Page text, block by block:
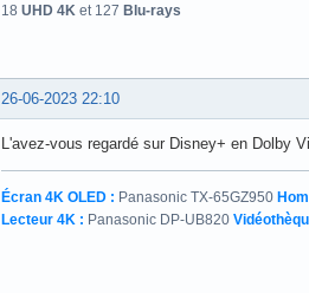
18 UHD 4K et 127 Blu-rays
26-06-2023 22:10
L'avez-vous regardé sur Disney+ en Dolby
Écran 4K OLED : Panasonic TX-65GZ950
Lecteur 4K : Panasonic DP-UB820